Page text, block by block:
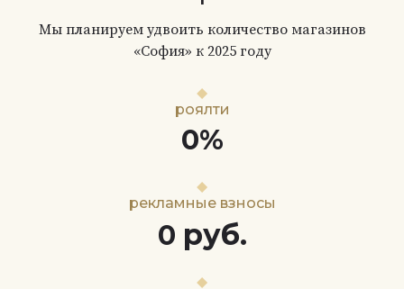
Мы планируем удвоить количество магазинов
«София» к 2025 году
роялти
0%
рекламные взносы
0 руб.